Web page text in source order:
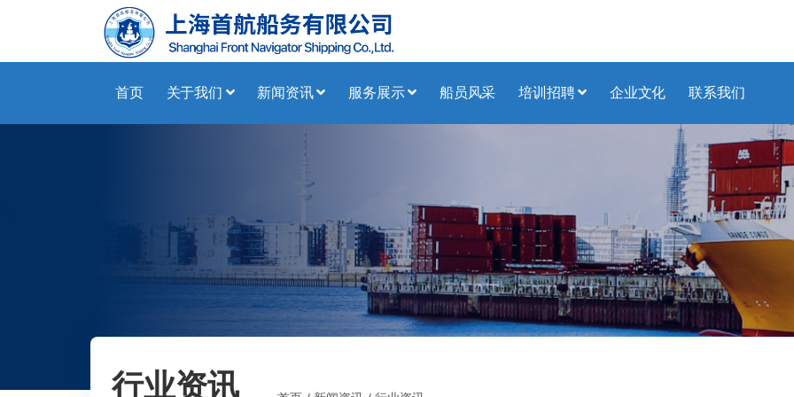
首页 关于我们 新闻资讯 服务展示 船员风采 培训招聘 企业文化 联系我们
行业资讯